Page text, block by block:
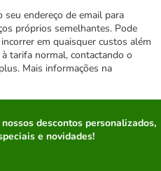
endereço de email para
próprios semelhantes. Pode
em quaisquer custos além
tarifa normal, contactando o
Mais informações na
descontos personalizados,
e novidades!